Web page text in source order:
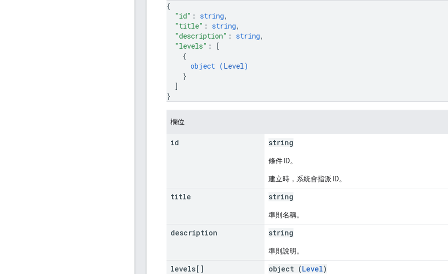
{
"id" : string,
"title" : string,
"description" : string,
"levels" :
[
{
object (Level)
}
]
}
欄位
id string
條件 ID。
建立時，系統會指派 ID。
title string
準則名稱。
description string
準則說明。
levels[] object (Level)